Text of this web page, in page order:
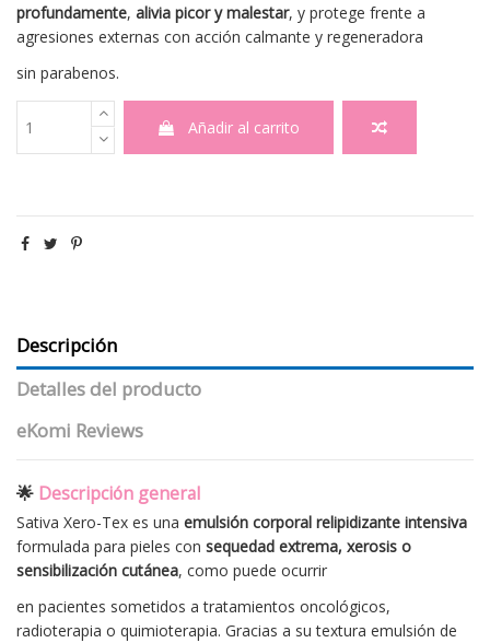
profundamente, alivia picor y malestar, y protege frente a
agresiones externas con acción calmante y regeneradora
sin parabenos.
Añadir al carrito
Descripción
Detalles del producto
eKomi Reviews
🌟 Descripción general
Sativa Xero-Tex es una emulsión corporal relipidizante intensiva
formulada para pieles con sequedad extrema, xerosis o
sensibilización cutánea, como puede ocurrir
en pacientes sometidos a tratamientos oncológicos,
radioterapia o quimioterapia. Gracias a su textura emulsión de